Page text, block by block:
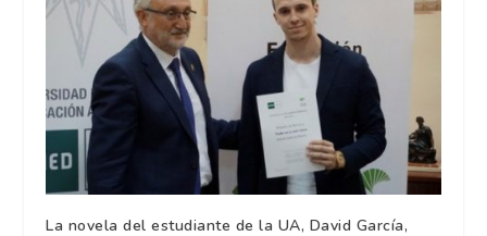
La novela del estudiante de la UA, David García,